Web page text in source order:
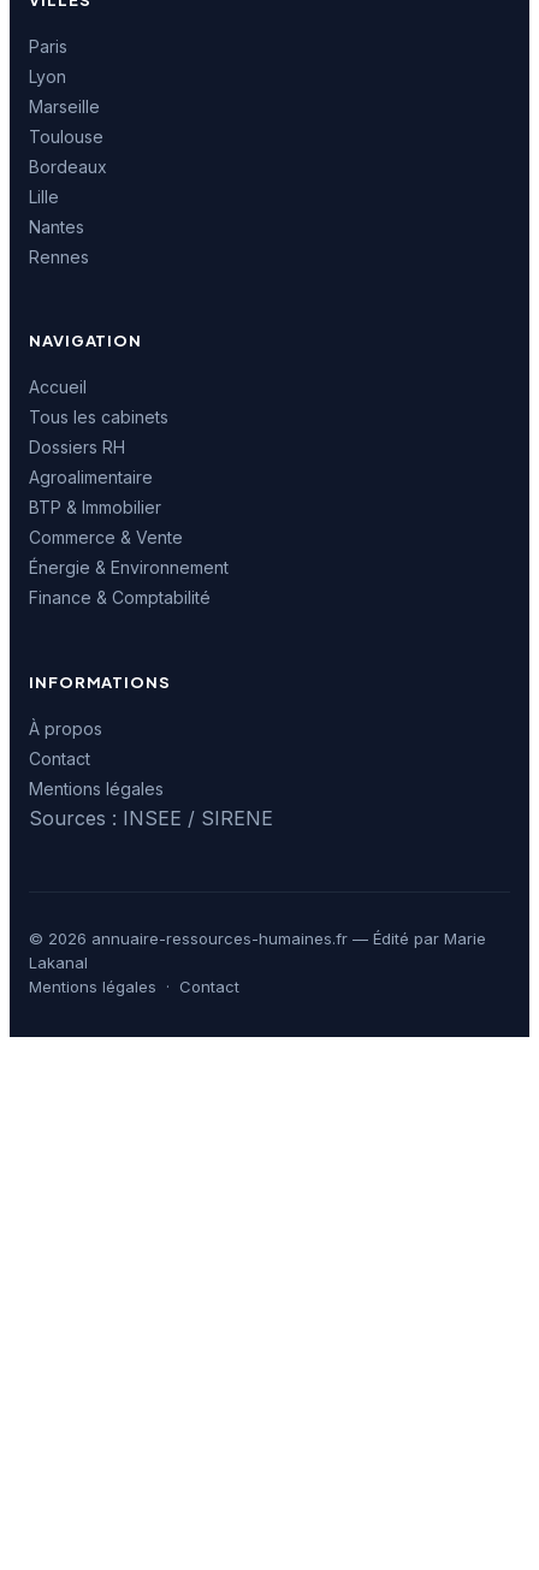
Paris
Lyon
Marseille
Toulouse
Bordeaux
Lille
Nantes
Rennes
NAVIGATION
Accueil
Tous les cabinets
Dossiers RH
Agroalimentaire
BTP & Immobilier
Commerce & Vente
Énergie & Environnement
Finance & Comptabilité
INFORMATIONS
À propos
Contact
Mentions légales
Sources : INSEE / SIRENE
© 2026 annuaire-ressources-humaines.fr — Édité par Marie
Lakanal
Mentions légales · Contact